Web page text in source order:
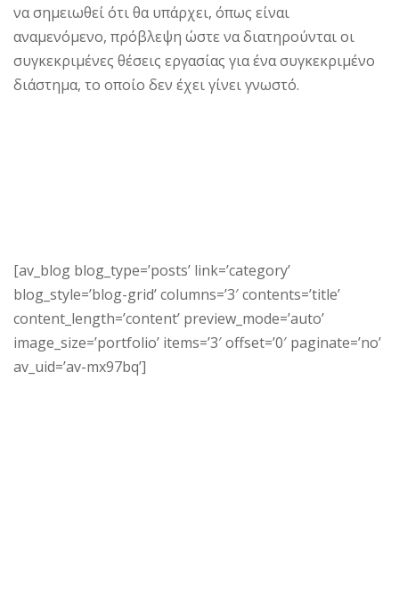
να σημειωθεί ότι θα υπάρχει, όπως είναι
αναμενόμενο, πρόβλεψη ώστε να διατηρούνται οι
συγκεκριμένες θέσεις εργασίας για ένα συγκεκριμένο
διάστημα, το οποίο δεν έχει γίνει γνωστό.
[av_blog blog_type=’posts’ link=’category’
blog_style=’blog-grid’ columns=’3′ contents=’title’
content_length=’content’ preview_mode=’auto’
image_size=’portfolio’ items=’3′ offset=’0′ paginate=’no’
av_uid=’av-mx97bq’]